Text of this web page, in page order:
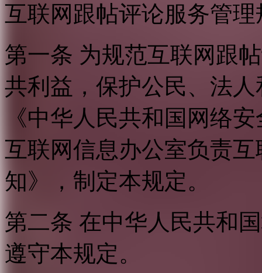
互联网跟帖评论服务管理
第一条 为规范互联网跟
共利益，保护公民、法
《中华人民共和国网络
互联网信息办公室负责
知》，制定本规定。
第二条 在中华人民共和
遵守本规定。